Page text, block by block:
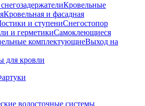
Кровельные
Кровельная и фасадная
и ступениСнегостопор
и герметикиСамоклеющиеся
комплектующиеВыход на
для кровли
водосточные системы